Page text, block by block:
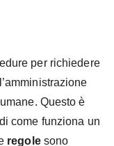
per richiedere
Questo è
come funziona un
regolesono